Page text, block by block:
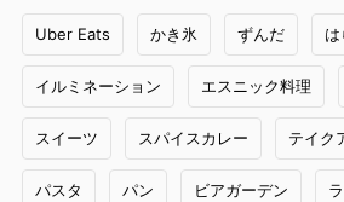
Uber Eats かき氷 ずんだ
イルミネーション エスニック料理
スイーツ スパイスカレー テイク
パスタ パン ビアガーデン